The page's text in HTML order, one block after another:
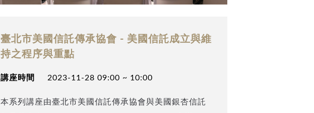
臺北市美國信託傳承協會 - 美國信託成立與維
持之程序與重點
講座時間 2023-11-28 09:00 ~ 10:00
本系列講座由臺北市美國信託傳承協會與美國銀杏信託